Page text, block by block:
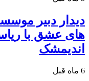
دیدار دبیر
های عشق با
اندیمشک
6 ماه قبل